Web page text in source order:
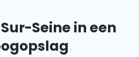
Seine in een